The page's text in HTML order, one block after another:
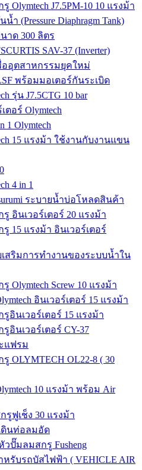
Olymtech J7.5PM-10 10 แรงม้า
ำ (Pressure Diaphragm Tank)
าด 300 ลิตร
SAV-37 (Inverter)
อุตสาหกรรมยุคใหม่
พร้อมมอเตอร์กันระเบิด
รุ่น J7.5CTG 10 bar
อร์ Olymtech
Olymtech
15 แรงม้า ใช้งานกับงานแขน
4 in 1
ระบายน้ำบ่อโหลดสินค้า
อินเวอร์เตอร์ 20 แรงม้า
15 แรงม้า อินเวอร์เตอร์
สริมการทำงานของระบบน้ำใน
Olymtech Screw 10 แรงม้า
อินเวอร์เตอร์ 15 แรงม้า
อินเวอร์เตอร์ 15 แรงม้า
อินเวอร์เตอร์ CY-37
แฟรม
OLYMTECH OL22-8 ( 30
10 แรงม้า พร้อม Air
ฟูเช็ง 30 แรงม้า
ดินท่อลมอัด
ปั๊มลมสกรู Fusheng
รับรถบัสไฟฟ้า ( VEHICLE AIR